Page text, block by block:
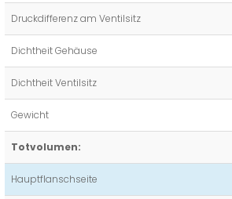
Druckdifferenz am Ventilsitz
Dichtheit Gehäuse
Dichtheit Ventilsitz
Gewicht
Totvolumen:
Hauptflanschseite